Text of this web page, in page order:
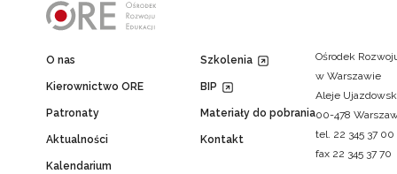
O nas
Kierownictwo ORE
Patronaty
Aktualności
Kalendarium
Szkolenia
BIP
Materiały do pobrania
Kontakt
Ośrodek
w Warszawie
Aleje
00-478
tel. 22 345 37 00
fax 22 345 37 70